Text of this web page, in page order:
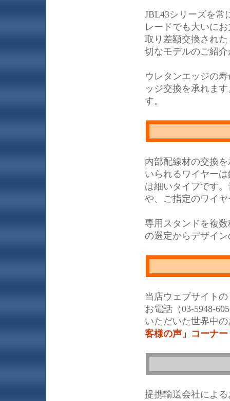
JBL43シリーズを常
レードでも大いに
取り差額交換され
切なモデルのご紹
ウレタンエッジの
ッジ交換を承れま
す。
内部配線材の交換
いられるワイヤー
は細いタイプです
や、ご指定のワイ
専用スタンドを複
の選定からデザイ
当店ウェブサイトの
お電話（03-5948-
いただいた世界中
客様の声」コーナー
提携輸送会社によ